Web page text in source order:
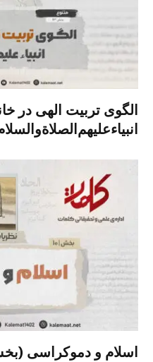
الگوی تربیت الهی در
اسلام و دموکراسی (بخش: